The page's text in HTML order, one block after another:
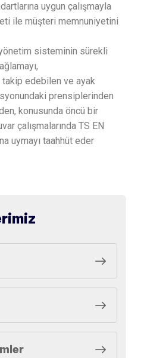
uygun çalışmayla
ile müşteri memnuniyetini
sisteminin sürekli
takip edebilen ve ayak
prensiplerinden
konusunda öncü bir
çalışmalarında TS EN
uymayı taahhüt eder